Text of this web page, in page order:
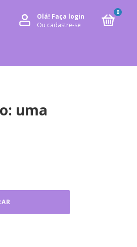
Olá! Faça login
Ou cadastre-se
0
uma